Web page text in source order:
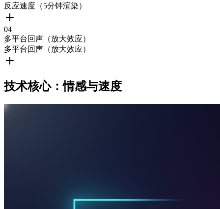
反应速度（5分钟渲染）
04
多平台回声（放大效应）
多平台回声（放大效应）
技术核心：情感与速度